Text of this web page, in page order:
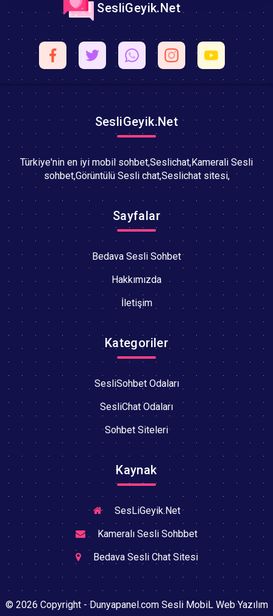
SesliGeyik.Net
SesliGeyik.Net
Türkiye'nin en iyi mobil sohbet,Seslichat,Kamerali Sesli
sohbet,Görüntülü Sesli chat,Seslichat sitesi,
Sayfalar
Bedava Sesli Sohbet
Hakkımızda
İletişim
Kategoriler
SesliSohbet Odaları
SesliChat Odaları
Sohbet Siteleri
Kaynak
SesLiGeyik.Net
Kameralı Sesli Sohbbet
Bedava Sesli Chat Sitesi
© 2026 Copyright - Dunyapanel.com Sesli MobiL Web Yazılım